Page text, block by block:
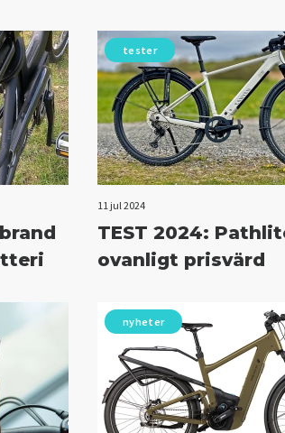
tester
11 jul 2024
TEST 2024:
ovanligt prisvärd
nyheter